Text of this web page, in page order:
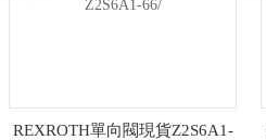
REXROTH單向閥現貨Z2S6A1-